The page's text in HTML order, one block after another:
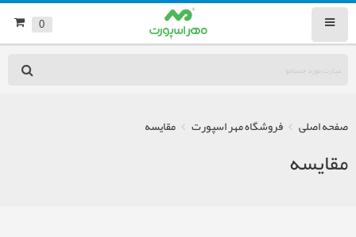
0
صفحه اصلی فروشگاه مهر اسپورت مقایسه
مقایسه